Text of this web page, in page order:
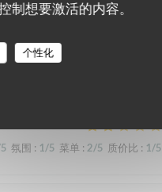
制想要激活的内容。
个性化
氛围 : 1/5 菜单 : 2/5 质价比 : 1/5